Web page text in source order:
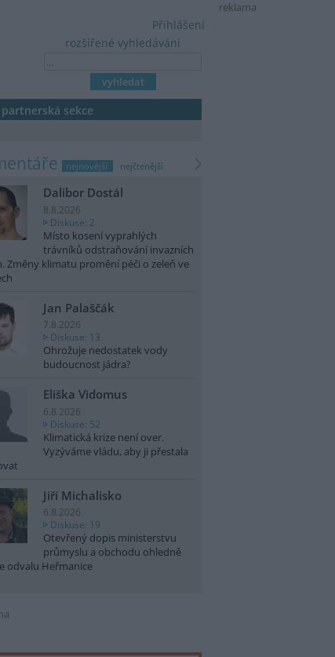
reklama
rozšířené vyhledávání
Přihlášení
partnerská sekce
nejnovější nejčtenější
Dalibor Dostál
8.8.2026
Diskuse: 2
Místo kosení vyprahlých
trávníků odstraňování invazních
Změny klimatu promění péči o zeleň ve
Jan Palaščák
7.8.2026
Diskuse: 13
Ohrožuje nedostatek vody
budoucnost jádra?
Eliška Vidomus
6.8.2026
Diskuse: 52
Klimatická krize není over.
Vyzýváme vládu, aby ji přestala
Jiří Michalisko
6.8.2026
Diskuse: 19
Otevřený dopis ministerstvu
průmyslu a obchodu ohledně
odvalu Heřmanice